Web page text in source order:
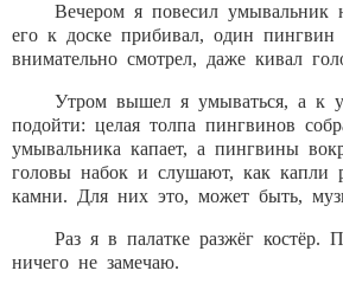
Вечером я повесил умывальник
его к доске прибивал, один пингвин
внимательно смотрел, даже кивал
Утром вышел я умываться, а к
подойти: целая толпа пингвинов
умывальника капает, а пингвины
головы набок и слушают, как капли
камни. Для них это, может быть,
Раз я в палатке разжёг костёр.
ничего не замечаю.